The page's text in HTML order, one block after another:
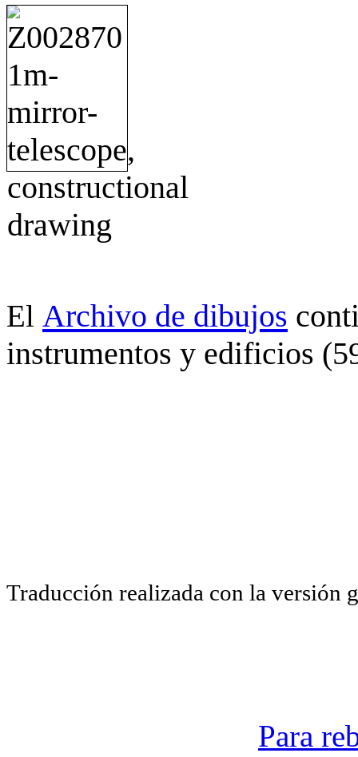
El Archivo de dibujos
instrumentos y edificios
Traducción realizada con la versión
Para